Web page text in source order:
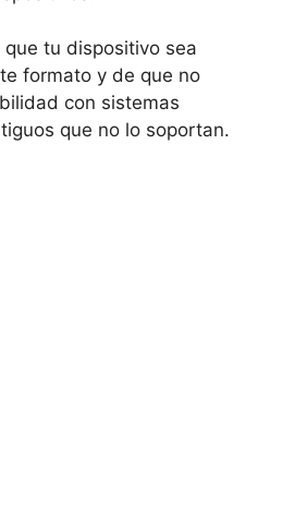
tu dispositivo sea
formato y de que no
con sistemas
que no lo soportan.